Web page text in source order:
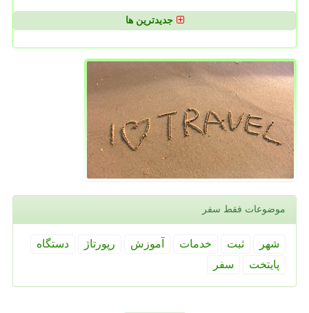
جدیدترین ها
موضوعات فقط سفر
شهر ثبت خدمات آموزش رپورتاژ
دستگاه
پایتخت
سفر